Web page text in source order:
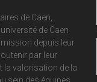
de Caen,
l'université de Caen
mission depuis leur
par leur
la valorisation de la